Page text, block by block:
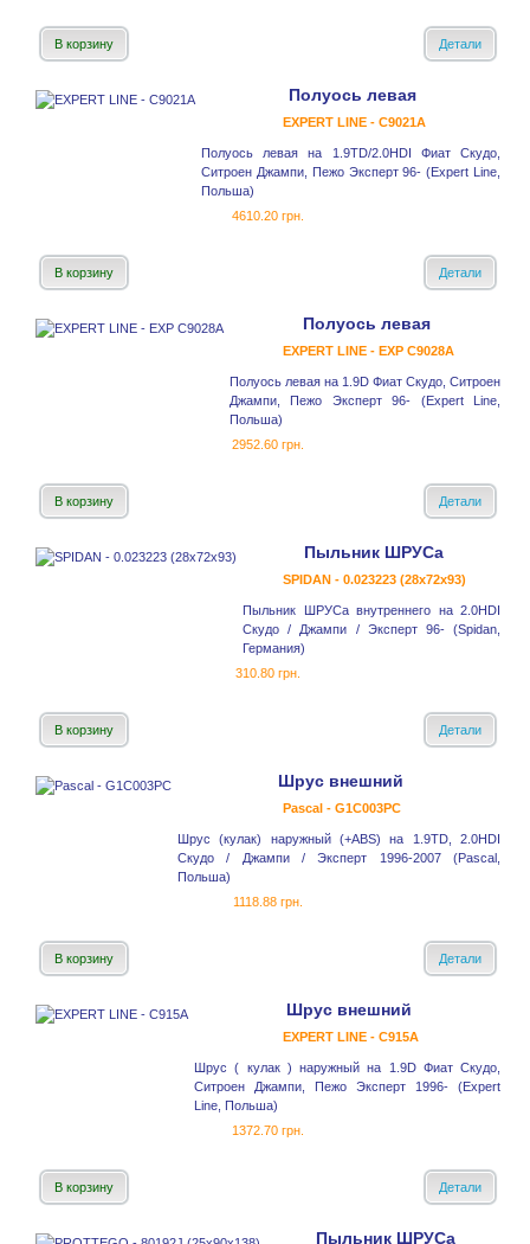
В корзину Детали
Полуось левая
EXPERT LINE - C9021A
Полуось левая на 1.9TD/2.0HDI Фиат Скудо,
Ситроен Джампи, Пежо Эксперт 96- (Expert Line,
Польша)
4610.20 грн.
В корзину Детали
Полуось левая
EXPERT LINE - EXP C9028A
Полуось левая на 1.9D Фиат Скудо, Ситроен
Джампи, Пежо Эксперт 96- (Expert Line,
Польша)
2952.60 грн.
В корзину Детали
Пыльник ШРУСа
SPIDAN - 0.023223 (28x72x93)
Пыльник ШРУСа внутреннего на 2.0HDI
Скудо / Джампи / Эксперт 96- (Spidan,
Германия)
310.80 грн.
В корзину Детали
Шрус внешний
Pascal - G1C003PC
Шрус (кулак) наружный (+ABS) на 1.9TD, 2.0HDI
Скудо / Джампи / Эксперт 1996-2007 (Pascal,
Польша)
1118.88 грн.
В корзину Детали
Шрус внешний
EXPERT LINE - C915A
Шрус ( кулак ) наружный на 1.9D Фиат Скудо,
Ситроен Джампи, Пежо Эксперт 1996- (Expert
Line, Польша)
1372.70 грн.
В корзину Детали
Пыльник ШРУСа